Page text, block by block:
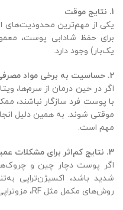
1. نتایج موقت
یکی از مهم‌ترین محدودیت‌های
برای حفظ شادابی پوست،
یک‌بار) وجود دارد.
2. حساسیت به برخی مواد
اگر در حین درمان از سرم‌ها،
با پوست فرد سازگار نباشند،
موقتی شوند. به همین دلیل
مهم است.
3. نتایج کم‌اثر برای مشکلات
اگر پوست دچار چین و
شدید باشد، اکسیژن‌تراپی
روش‌های مکمل مثل RF، مزوتراپی یا لیزر ترکیب شود.